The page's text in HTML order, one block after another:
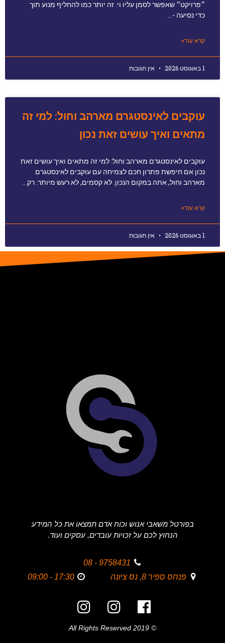
״פרויקט״ שאפשר לסמן עליו וי. זה יותר כמו להחליף מנוע תוך
כדי נסיעה -…
קרא עוד»
1 באוגוסט 2026 אין תגובות
עוקבים לאינסטגרם מארהב וחול: למי זה
מתאים ואיך עושים זאת נכון
עוקבים לאינסטגרם מארהב וחול: למי זה מתאים ואיך עושים זאת
נכון אם חיפשת פתרון חכם לצמיחה עם עוקבים לאינסטגרם
מארהב וחול, אתה במקום הנכון. לא קסמים, לא רעש מיותר. רק…
קרא עוד»
1 באוגוסט 2026 אין תגובות
בפורטל משאבי אנוש וכוח אדם תמצאו את כל המידע
הנחוץ לכם על זכויות עובדים, עסקים ועוד.
9758431 - 08
פנחס ספיר 8, נס ציונה
17:30 - 09:00
© 2019 All Rights Reserved